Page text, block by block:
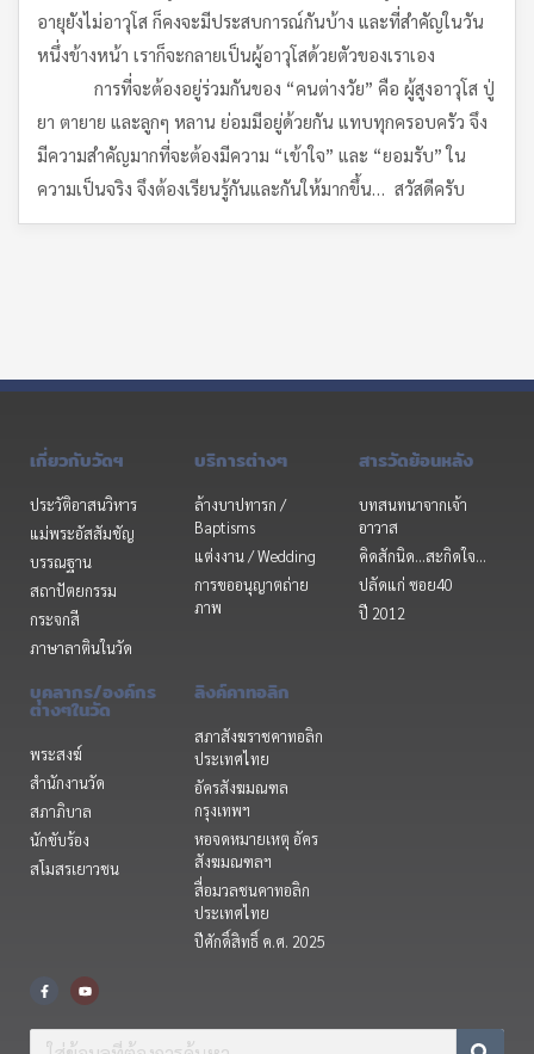
อายุยังไม่อาวุโส ก็คงจะมีประสบการณ์กันบ้าง และที่สำคัญในวัน
หนึ่งข้างหน้า เราก็จะกลายเป็นผู้อาวุโสด้วยตัวของเราเอง
การที่จะต้องอยู่ร่วมกันของ “คนต่างวัย” คือ ผู้สูงอาวุโส ปู่
ยา ตายาย และลูกๆ หลาน ย่อมมีอยู่ด้วยกัน แทบทุกครอบครัว จึง
มีความสำคัญมากที่จะต้องมีความ “เข้าใจ” และ “ยอมรับ” ใน
ความเป็นจริง จึงต้องเรียนรู้กันและกันให้มากขึ้น… สวัสดีครับ
เกี่ยวกับวัดฯ
ประวัติอาสนวิหาร
แม่พระอัสสัมชัญ
บรรณฐาน
สถาปัตยกรรม
กระจกสี
ภาษาลาตินในวัด
บริการต่างๆ
ล้างบาปทารก /
Baptisms
แต่งงาน / Wedding
การขออนุญาตถ่าย
ภาพ
สารวัดย้อนหลัง
บทสนทนาจากเจ้า
อาวาส
คิดสักนิด...สะกิดใจ...
ปลัดแก่ ซอย40
ปี 2012
บุคลากร/องค์กร
ต่างๆในวัด
พระสงฆ์
สำนักงานวัด
สภาภิบาล
นักขับร้อง
สโมสรเยาวชน
ลิงค์คาทอลิก
สภาสังฆราชคาทอลิก
ประเทศไทย
อัครสังฆมณฑล
กรุงเทพฯ
หอจดหมายเหตุ อัคร
สังฆมณฑลฯ
สื่อมวลชนคาทอลิก
ประเทศไทย
ปีศักดิ์สิทธิ์ ค.ศ. 2025